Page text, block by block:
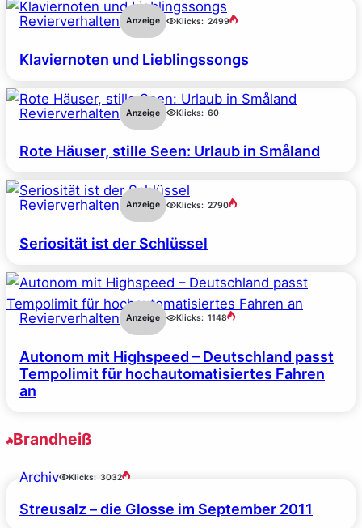
Revierverhalten Anzeige Klicks: 2499
Klaviernoten und Lieblingssongs
Revierverhalten Anzeige Klicks: 60
Rote Häuser, stille Seen: Urlaub in Småland
Revierverhalten Anzeige Klicks: 2790
Seriosität ist der Schlüssel
Revierverhalten Anzeige Klicks: 1148
Autonom mit Highspeed – Deutschland passt
Tempolimit für hochautomatisiertes Fahren
an
Brandheiß
Archiv Klicks: 3032
Streusalz – die Glosse im September 2011